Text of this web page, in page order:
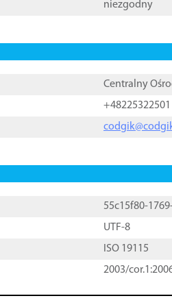
niezgodny
Centralny
+48225322501
55c15f80-
UTF-8
ISO 19115
2003/